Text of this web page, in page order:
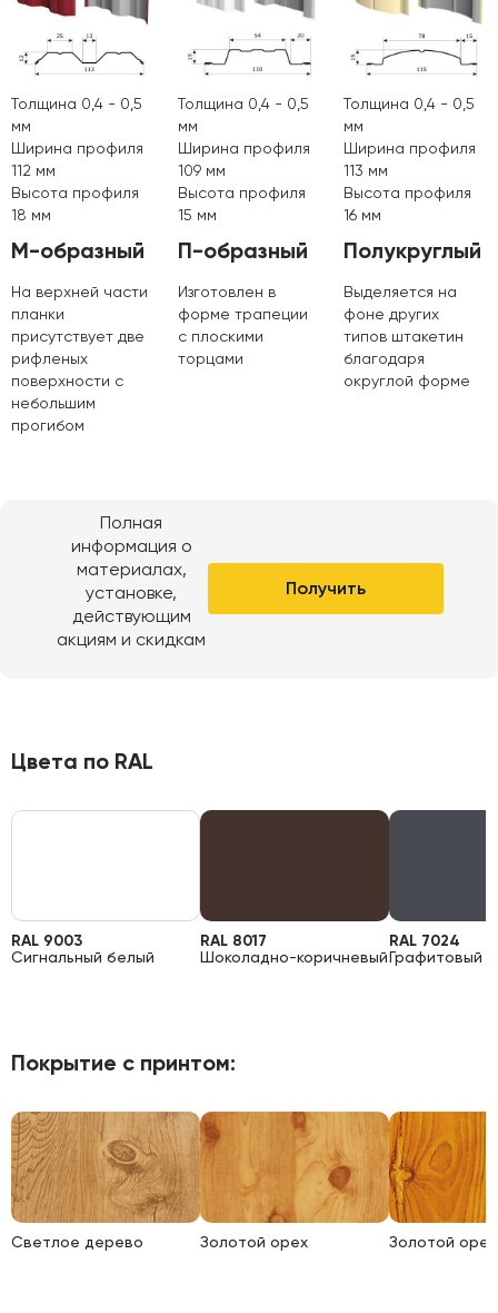
Толщина 0,4 - 0,5
мм
Ширина профиля
112 мм
Высота профиля
18 мм
М-образный
На верхней части
планки
присутствует две
рифленых
поверхности с
небольшим
прогибом
Толщина 0,4 - 0,5
мм
Ширина профиля
109 мм
Высота профиля
15 мм
П-образный
Изготовлен в
форме трапеции
с плоскими
торцами
Толщина 0,4 - 0,5
мм
Ширина профиля
113 мм
Высота профиля
16 мм
Полукруглый
Выделяется на
фоне других
типов штакетин
благодаря
округлой форме
Полная
информация о
материалах,
установке,
действующим
акциям и скидкам
Получить
Цвета по RAL
RAL 9003
Сигнальный белый
RAL 8017
Шоколадно-коричневый
RAL 7024
Графитовый
Покрытие с принтом:
Светлое дерево Золотой орех Золотой